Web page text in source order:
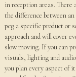
in reception areas.
the difference between
peg a specific product or
approach and will cover
slow moving. If you can
visuals, lighting and
you plan every aspect of